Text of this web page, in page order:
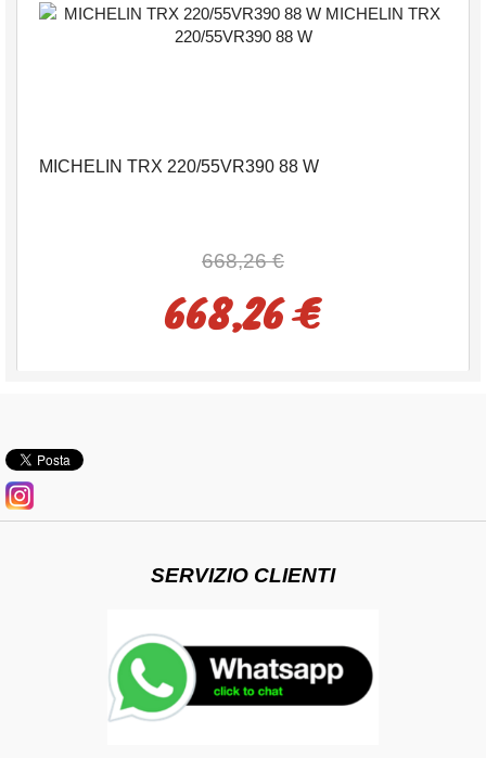
MICHELIN TRX 220/55VR390 88 W
668,26 €
668,26 €
SERVIZIO CLIENTI